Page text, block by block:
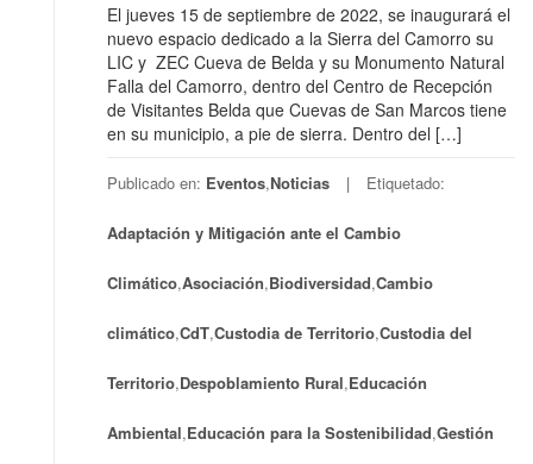
El jueves 15 de septiembre de 2022, se inaugurará el
nuevo espacio dedicado a la Sierra del Camorro su
LIC y ZEC Cueva de Belda y su Monumento Natural
Falla del Camorro, dentro del Centro de Recepción
de Visitantes Belda que Cuevas de San Marcos tiene
en su municipio, a pie de sierra. Dentro del […]
Publicado en: Eventos,Noticias Etiquetado:
Adaptación y Mitigación ante el Cambio
Climático,Asociación,Biodiversidad,Cambio
climático,CdT,Custodia de Territorio,Custodia del
Territorio,Despoblamiento Rural,Educación
Ambiental,Educación para la Sostenibilidad,Gestión